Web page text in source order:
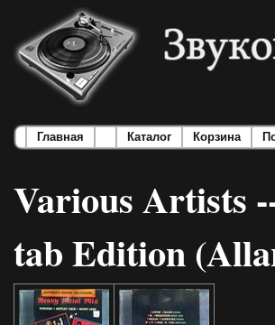
Главная Каталог Корзина
Various Artists
tab Edition